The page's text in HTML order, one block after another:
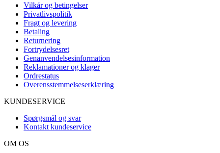
Vilkår og betingelser
Privatlivspolitik
Fragt og levering
Betaling
Returnering
Fortrydelsesret
Genanvendelsesinformation
Reklamationer og klager
Ordrestatus
Overensstemmelseserklæring
KUNDESERVICE
Spørgsmål og svar
Kontakt kundeservice
OM OS